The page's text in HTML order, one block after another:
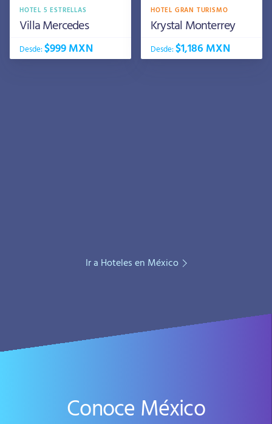
HOTEL 5 ESTRELLAS
Villa Mercedes
Desde:$999 MXN
HOTEL GRAN TURISMO
Krystal Monterrey
Desde:$1,186 MXN
Ir a Hoteles en México
Conoce México